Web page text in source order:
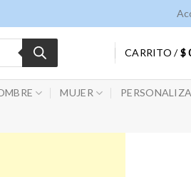
CARRITO /$
MUJER PERSONALIZA